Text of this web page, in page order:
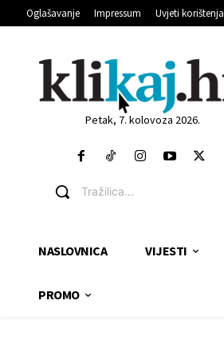
Oglašavanje Impressum Uvjeti korištenja
Petak, 7. kolovoza 2026.
Tražilica...
NASLOVNICA VIJESTI
PROMO